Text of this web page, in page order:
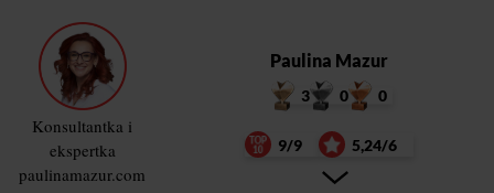
Konsultantka i
ekspertka
paulinamazur.com
Paulina Mazur
3 0 0
9/9 5,24/6